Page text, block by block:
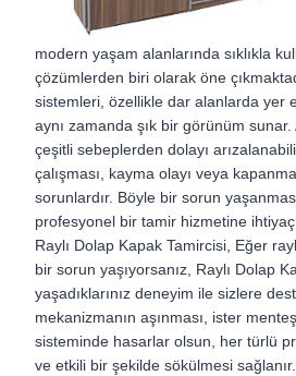
modern yaşam alanlarında sıklıkla
çözümlerden biri olarak öne
sistemleri, özellikle dar alanlarda yer
aynı zamanda şık bir görünüm
çeşitli sebeplerden dolayı
çalışması, kayma olayı veya
sorunlardır. Böyle bir sorun
profesyonel bir tamir hizmetine ihtiyaç
Raylı Dolap Kapak Tamircisi, Eğer
bir sorun yaşıyorsanız, Raylı Dolap
yaşadıklarınız deneyim ile sizlere
mekanizmanın aşınması, ister
sisteminde hasarlar olsun, her türlü
ve etkili bir şekilde sökülmesi sağlanır.